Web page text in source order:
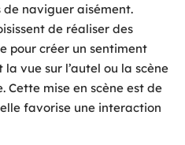
naviguer aisément.
de réaliser des
pour créer un sentiment
vue sur l’autel ou la scène
Cette mise en scène est de
favorise une interaction